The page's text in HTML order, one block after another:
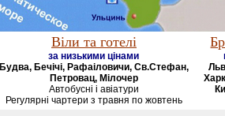
Віли та готелі
за низькими цінами
Будва, Бечічі, Рафаіловичи, Св.Стефан,
Петровац, Мілочер
Автобусні і авіатури
Регулярні чартери з травня по жовтень